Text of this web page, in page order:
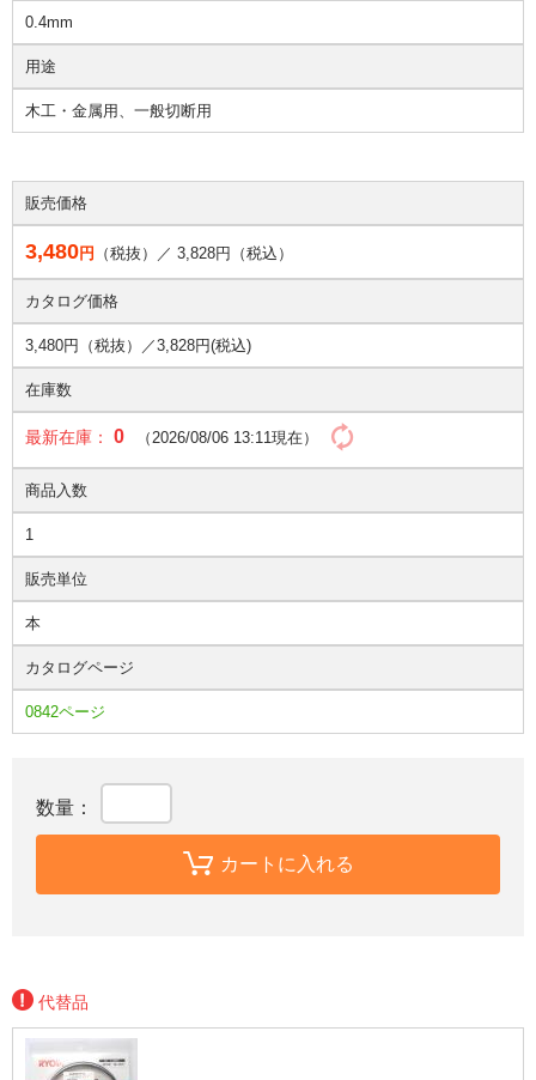
0.4mm
用途
木工・金属用、一般切断用
販売価格
3,480円 （税抜）／ 3,828円（税込）
カタログ価格
3,480円（税抜）／3,828円(税込)
在庫数
最新在庫： 0 （2026/08/06 13:11現在）
商品入数
1
販売単位
本
カタログページ
0842ページ
数量：
カートに入れる
代替品